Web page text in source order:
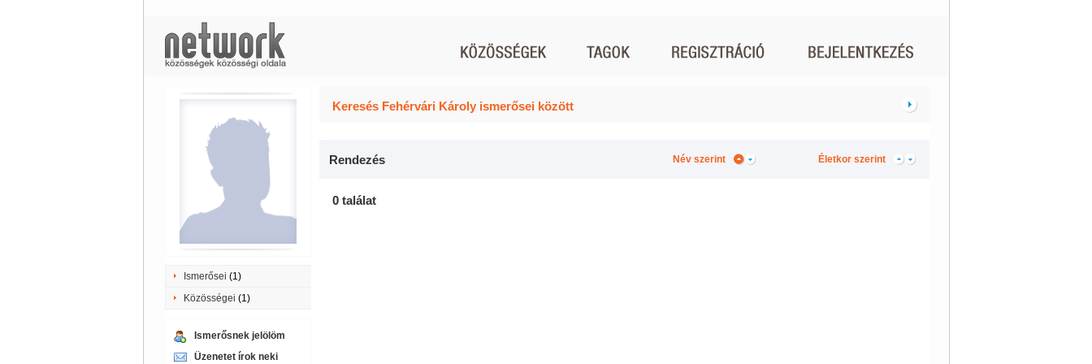
Ismerősei (1)
Közösségei (1)
Ismerősnek jelölöm
Üzenetet írok neki
Keresés Fehérvári Károly ismerősei között
Rendezés Név szerint Életkor szerint
0 találat